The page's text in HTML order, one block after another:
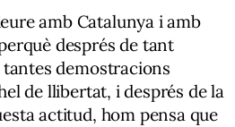
amb Catalunya i amb
després de tant
demostracions
de llibertat, i després de la
actitud, hom pensa que